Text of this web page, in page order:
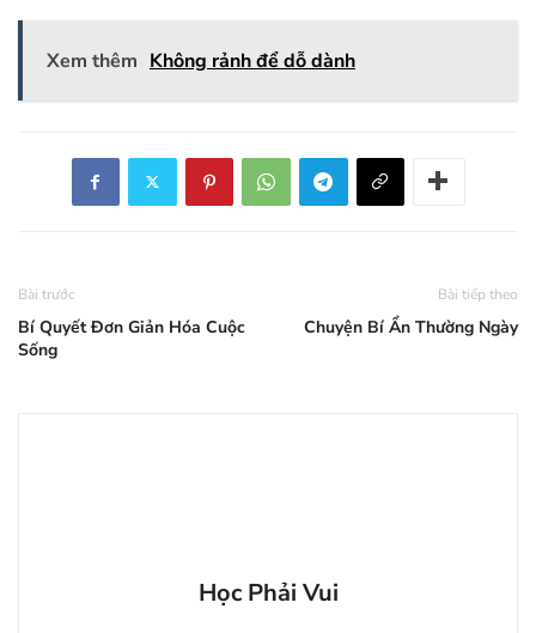
Xem thêm Không rảnh để dỗ dành
Bài trước
Bí Quyết Đơn Giản Hóa Cuộc
Sống
Bài tiếp theo
Chuyện Bí Ẩn Thường Ngày
Học Phải Vui